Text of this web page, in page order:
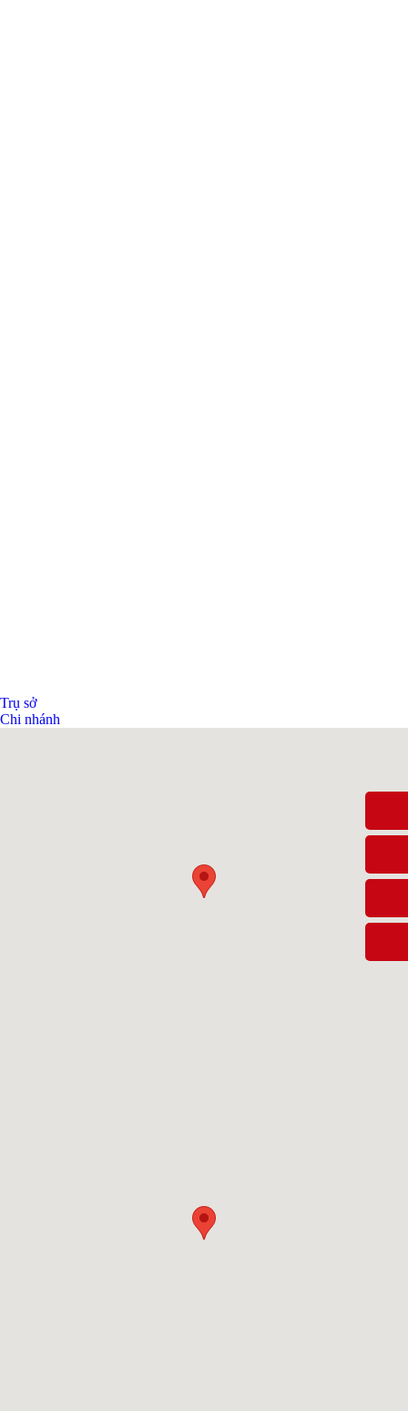
Trụ sở
Chi nhánh